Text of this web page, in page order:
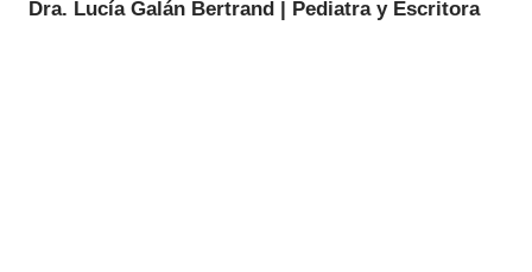
p
Dra. Lucía Galán Bertrand | Pediatra y Escritora